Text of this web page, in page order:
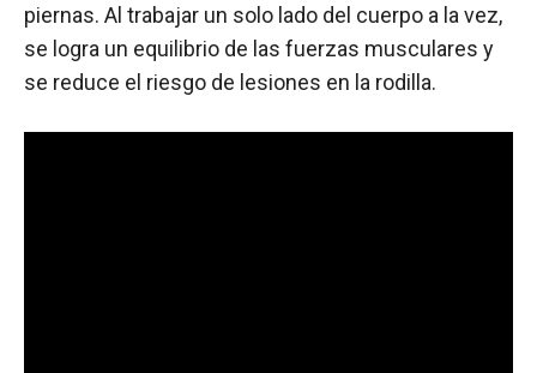
piernas. Al trabajar un solo lado del cuerpo a la vez,
se logra un equilibrio de las fuerzas musculares y
se reduce el riesgo de lesiones en la rodilla.